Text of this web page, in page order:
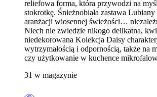
reliefowa forma, która przywodzi na
stokrotkę. Śnieżnobiała zastawa Lubiany
aranżacji wiosennej świeżości…
Niech nie zwiedzie nikogo delikatna,
niedekorowana Kolekcja Daisy
wytrzymałością i odpornością, także na
czy użytkowanie w kuchence
31 w magazynie